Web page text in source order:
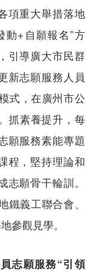
項重大舉措落地
動+自願報名”方
引導廣大市民群
新志願服務人員
式，在廣州市公
抓素養提升，每
願服務素能專題
程，堅持理論和
願骨干輪訓。
義工聯合會、
參觀見學。
志願服務“引領